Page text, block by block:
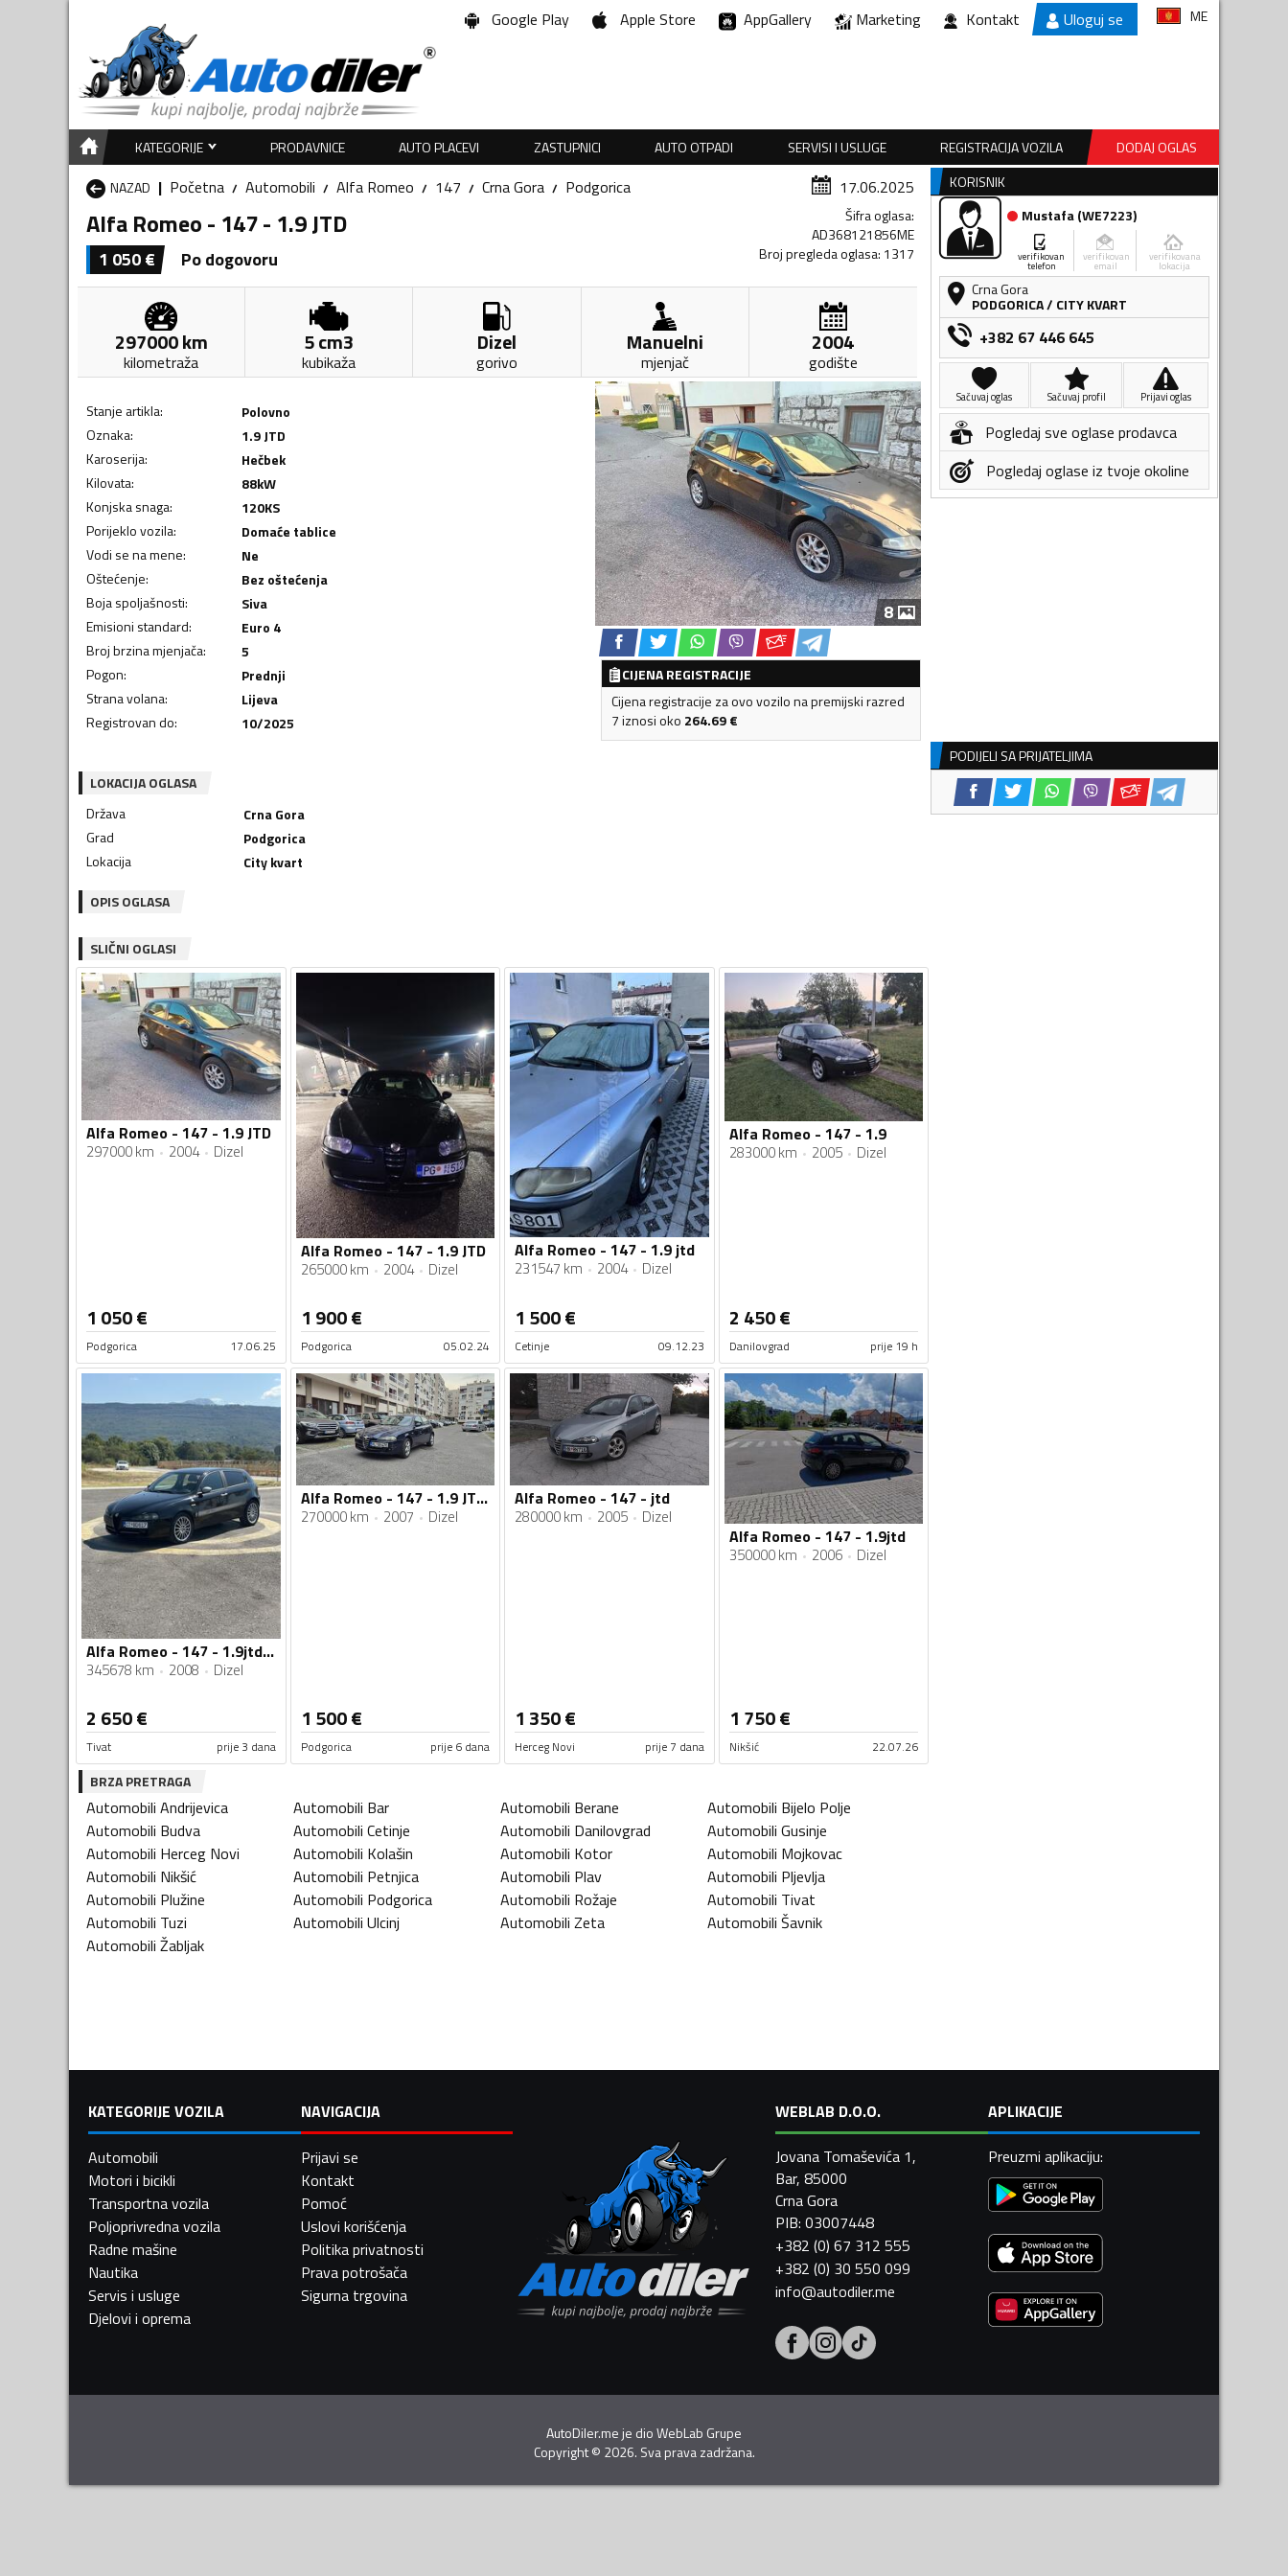
Google Play Apple Store AppGallery Marketing Kontakt Uloguj se ME
KATEGORIJE PRODAVNICE AUTO PLACEVI ZASTUPNICI AUTO OTPADI SERVISI I USLUGE REGISTRACIJA VOZILA
DODAJ OGLAS
NAZAD
Početna Automobili Alfa Romeo 147 Crna Gora Podgorica 17.06.2025
Alfa Romeo - 147 - 1.9 JTD
1 050€ Po dogovoru
Šifra oglasa:
AD368121856ME
Broj pregleda oglasa: 1317
297000km
kilometraža
5cm3
kubikaža
Dizel
gorivo
Manuelni
mjenjač
2004
godište
Stanje artikla:
Polovno
Oznaka:
1.9 JTD
Karoserija:
Hečbek
Kilovata: 88kW
Konjska snaga: 120KS
Porijeklo vozila:
Domaće tablice
Vodi se na mene:
Ne
Oštećenje:
Bez oštećenja
Boja spoljašnosti:
Siva
Emisioni standard:
Euro 4
Broj brzina mjenjača:
5
Pogon:
Prednji
Strana volana:
Lijeva
Registrovan do: 10/2025
8
CIJENA REGISTRACIJE
Cijena registracije za ovo vozilo na premijski razred
7 iznosi oko 264.69€
LOKACIJA OGLASA
Država
Crna Gora
Grad
Podgorica
Lokacija
City kvart
OPIS OGLASA
SLIČNI OGLASI
Alfa Romeo - 147 - 1.9 JTD
297000 km 2004 Dizel
1 050€
Podgorica 17.06.25
Alfa Romeo - 147 - 1.9 JTD
265000 km 2004 Dizel
1 900€
Podgorica 05.02.24
Alfa Romeo - 147 - 1.9 jtd
231547 km 2004 Dizel
1 500€
Cetinje 09.12.23
Alfa Romeo - 147 - 1.9
283000 km 2005 Dizel
2 450€
Danilovgrad prije 19 h
Alfa Romeo - 147 - 1.9jtdm 110kw
345678 km 2008 Dizel
2 650€
Tivat prije 3 dana
Alfa Romeo - 147 - 1.9 JTDM
270000 km 2007 Dizel
1 500€
Podgorica prije 6 dana
Alfa Romeo - 147 - jtd
280000 km 2005 Dizel
1 350€
Herceg Novi prije 7 dana
Alfa Romeo - 147 - 1.9jtd
350000 km 2006 Dizel
1 750€
Nikšić 22.07.26
BRZA PRETRAGA
Automobili Andrijevica Automobili Bar Automobili Berane Automobili Bijelo Polje
Automobili Budva Automobili Cetinje Automobili Danilovgrad Automobili Gusinje
Automobili Herceg Novi Automobili Kolašin Automobili Kotor Automobili Mojkovac
Automobili Nikšić Automobili Petnjica Automobili Plav Automobili Pljevlja
Automobili Plužine Automobili Podgorica Automobili Rožaje Automobili Tivat
Automobili Tuzi Automobili Ulcinj Automobili Zeta Automobili Šavnik
Automobili Žabljak
KORISNIK
Mustafa(WE7223)
verifikovan
telefon
verifikovan
email
verifikovana
lokacija
Crna Gora
PODGORICA/ CITY KVART
+382 67 446 645
Sačuvaj oglas Sačuvaj profil Prijavi oglas
Pogledaj sve oglase prodavca
Pogledaj oglase iz tvoje okoline
PODIJELI SA PRIJATELJIMA
KATEGORIJE VOZILA
Automobili
Motori i bicikli
Transportna vozila
Poljoprivredna vozila
Radne mašine
Nautika
Servis i usluge
Djelovi i oprema
NAVIGACIJA
Prijavi se
Kontakt
Pomoć
Uslovi korišćenja
Politika privatnosti
Prava potrošača
Sigurna trgovina
WEBLAB D.O.O.
Jovana Tomaševića 1,
Bar, 85000
Crna Gora
PIB: 03007448
+382 (0) 67 312 555
+382 (0) 30 550 099
info@autodiler.me
APLIKACIJE
Preuzmi aplikaciju:
AutoDiler.me je dioWebLab Grupe
Copyright© 2026. Sva prava zadržana.